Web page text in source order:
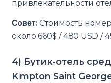
привлекательности
Совет: Стоимость
около 660$ / 480 USD /
4) Бутик-отель
Kimpton Saint